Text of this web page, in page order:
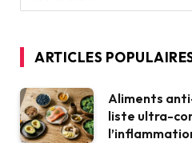
ARTICLES
Aliments
liste ultra-